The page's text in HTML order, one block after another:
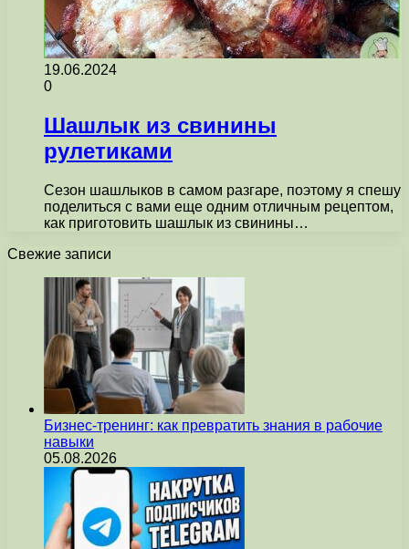
19.06.2024
0
Шашлык из свинины
рулетиками
Сезон шашлыков в самом разгаре, поэтому я спешу
поделиться с вами еще одним отличным рецептом,
как приготовить шашлык из свинины…
Свежие записи
Бизнес-тренинг: как превратить знания в рабочие
навыки
05.08.2026